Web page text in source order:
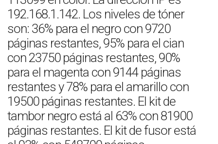
192.168.1.142. Los niveles de tóner
son: 36% para el negro con 9720
páginas restantes, 95% para el cian
con 23750 páginas restantes, 90%
para el magenta con 9144 páginas
restantes y 78% para el amarillo con
19500 páginas restantes. El kit de
tambor negro está al 63% con 81900
páginas restantes. El kit de fusor está